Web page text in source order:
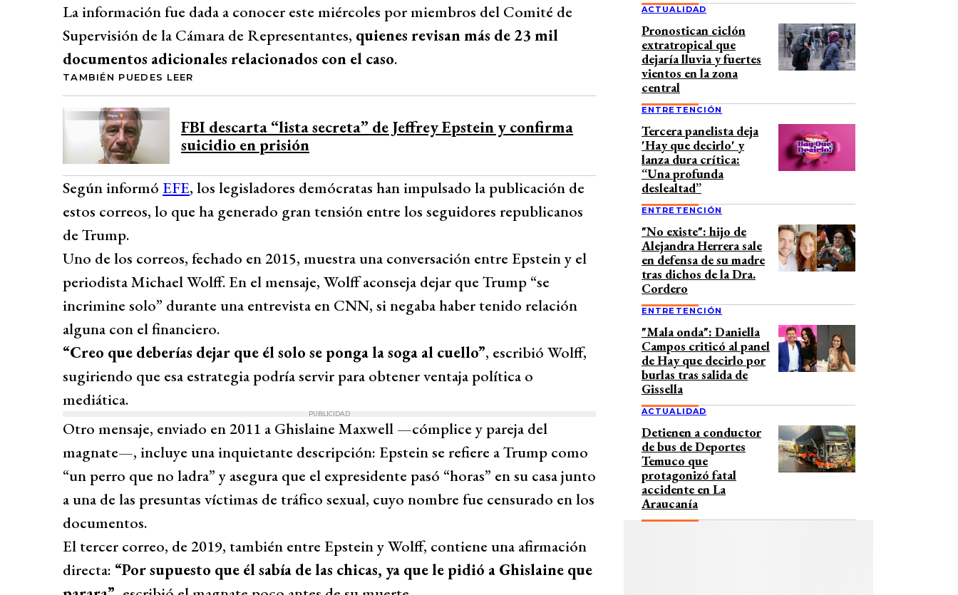
La información fue dada a conocer este miércoles por miembros del Comité de
Supervisión de la Cámara de Representantes, quienes revisan más de 23 mil
documentos adicionales relacionados con el caso.
TAMBIÉN PUEDES LEER
FBI descarta “lista secreta” de Jeffrey Epstein y confirma
suicidio en prisión
Según informó EFE, los legisladores demócratas han impulsado la publicación de
estos correos, lo que ha generado gran tensión entre los seguidores republicanos
de Trump.
Uno de los correos, fechado en 2015, muestra una conversación entre Epstein y el
periodista Michael Wolff. En el mensaje, Wolff aconseja dejar que Trump “se
incrimine solo” durante una entrevista en CNN, si negaba haber tenido relación
alguna con el financiero.
“Creo que deberías dejar que él solo se ponga la soga al cuello”, escribió Wolff,
sugiriendo que esa estrategia podría servir para obtener ventaja política o
mediática.
PUBLICIDAD
Otro mensaje, enviado en 2011 a Ghislaine Maxwell —cómplice y pareja del
magnate—, incluye una inquietante descripción: Epstein se refiere a Trump como
“un perro que no ladra” y asegura que el expresidente pasó “horas” en su casa junto
a una de las presuntas víctimas de tráfico sexual, cuyo nombre fue censurado en los
documentos.
El tercer correo, de 2019, también entre Epstein y Wolff, contiene una afirmación
directa: “Por supuesto que él sabía de las chicas, ya que le pidió a Ghislaine que
ACTUALIDAD
Pronostican ciclón
extratropical que
dejaría lluvia y fuertes
vientos en la zona
central
ENTRETENCIÓN
Tercera panelista deja
'Hay que decirlo' y
lanza dura crítica:
“Una profunda
deslealtad”
ENTRETENCIÓN
"No existe": hijo de
Alejandra Herrera sale
en defensa de su madre
tras dichos de la Dra.
Cordero
ENTRETENCIÓN
"Mala onda": Daniella
Campos criticó al panel
de Hay que decirlo por
burlas tras salida de
Gissella
ACTUALIDAD
Detienen a conductor
de bus de Deportes
Temuco que
protagonizó fatal
accidente en La
Araucanía